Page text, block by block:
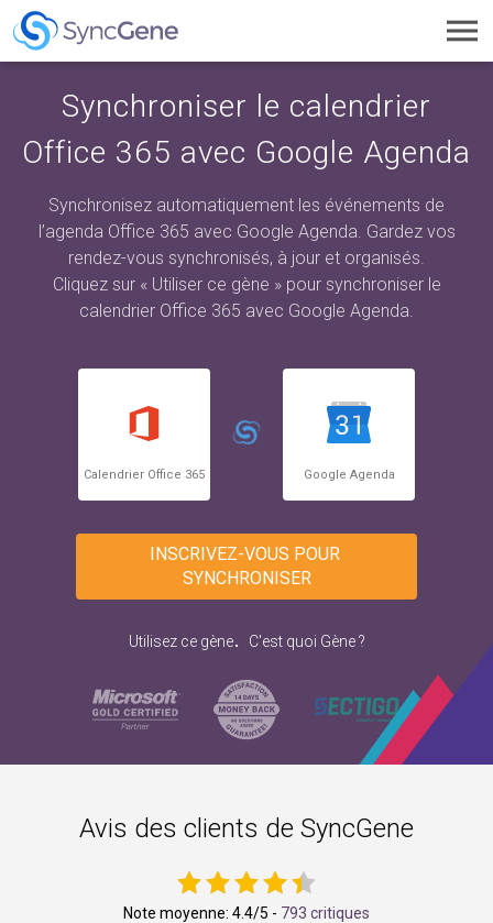
Synchroniser le calendrier
Office 365 avec Google Agenda
Synchronisez automatiquement les événements de
l’agenda Office 365 avec Google Agenda. Gardez vos
rendez-vous synchronisés, à jour et organisés.
Cliquez sur « Utiliser ce gène » pour synchroniser le
calendrier Office 365 avec Google Agenda.
Calendrier Office 365 Google Agenda
INSCRIVEZ-VOUS POUR
SYNCHRONISER
Utilisez ce gène. C'est quoi Gène ?
Avis des clients de SyncGene
Note moyenne: 4.4/5 - 793 critiques